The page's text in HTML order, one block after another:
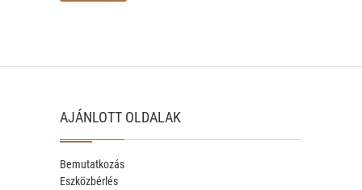
AJÁNLOTT OLDALAK
Bemutatkozás
Eszközbérlés